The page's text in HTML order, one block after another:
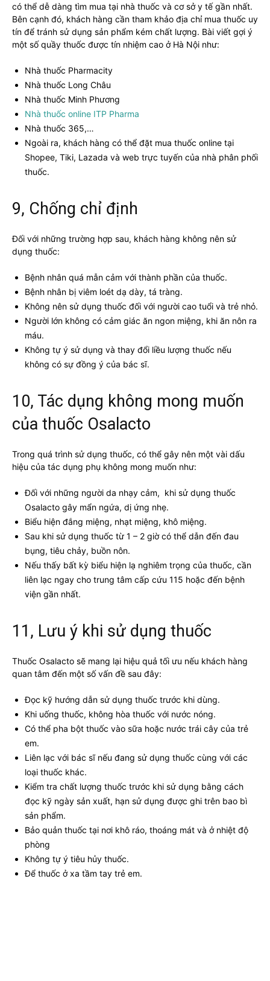
có thể dễ dàng tìm mua tại nhà thuốc và cơ sở y tế gần nhất.
Bên cạnh đó, khách hàng cần tham khảo địa chỉ mua thuốc uy
tín để tránh sử dụng sản phẩm kém chất lượng. Bài viết gợi ý
một số quầy thuốc được tín nhiệm cao ở Hà Nội như:
Nhà thuốc Pharmacity
Nhà thuốc Long Châu
Nhà thuốc Minh Phương
Nhà thuốc online ITP Pharma
Nhà thuốc 365,…
Ngoài ra, khách hàng có thể đặt mua thuốc online tại
Shopee, Tiki, Lazada và web trực tuyến của nhà phân phối
thuốc.
9, Chống chỉ định
Đối với những trường hợp sau, khách hàng không nên sử
dụng thuốc:
Bệnh nhân quá mẫn cảm với thành phần của thuốc.
Bệnh nhân bị viêm loét dạ dày, tá tràng.
Không nên sử dụng thuốc đối với người cao tuổi và trẻ nhỏ.
Người lớn không có cảm giác ăn ngon miệng, khi ăn nôn ra
máu.
Không tự ý sử dụng và thay đổi liều lượng thuốc nếu
không có sự đồng ý của bác sĩ.
10, Tác dụng không mong muốn
của thuốc Osalacto
Trong quá trình sử dụng thuốc, có thể gây nên một vài dấu
hiệu của tác dụng phụ không mong muốn như:
Đối với những người da nhạy cảm, khi sử dụng thuốc
Osalacto gây mẩn ngứa, dị ứng nhẹ.
Biểu hiện đắng miệng, nhạt miệng, khô miệng.
Sau khi sử dụng thuốc từ 1 – 2 giờ có thể dẫn đến đau
bụng, tiêu chảy, buồn nôn.
Nếu thấy bất kỳ biểu hiện lạ nghiêm trọng của thuốc, cần
liên lạc ngay cho trung tâm cấp cứu 115 hoặc đến bệnh
viện gần nhất.
11, Lưu ý khi sử dụng thuốc
Thuốc Osalacto sẽ mang lại hiệu quả tối ưu nếu khách hàng
quan tâm đến một số vấn đề sau đây:
Đọc kỹ hướng dẫn sử dụng thuốc trước khi dùng.
Khi uống thuốc, không hòa thuốc với nước nóng.
Có thể pha bột thuốc vào sữa hoặc nước trái cây của trẻ
em.
Liên lạc với bác sĩ nếu đang sử dụng thuốc cùng với các
loại thuốc khác.
Kiểm tra chất lượng thuốc trước khi sử dụng bằng cách
đọc kỹ ngày sản xuất, hạn sử dụng được ghi trên bao bì
sản phẩm.
Bảo quản thuốc tại nơi khô ráo, thoáng mát và ở nhiệt độ
phòng
Không tự ý tiêu hủy thuốc.
Để thuốc ở xa tầm tay trẻ em.